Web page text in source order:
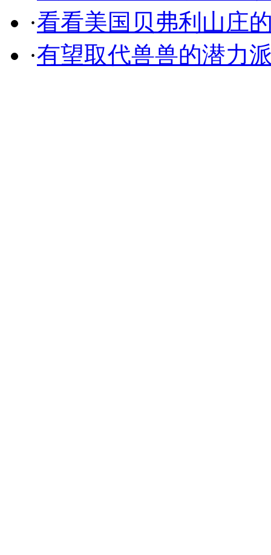
·看看美国贝弗利山庄
·有望取代兽兽的潜力